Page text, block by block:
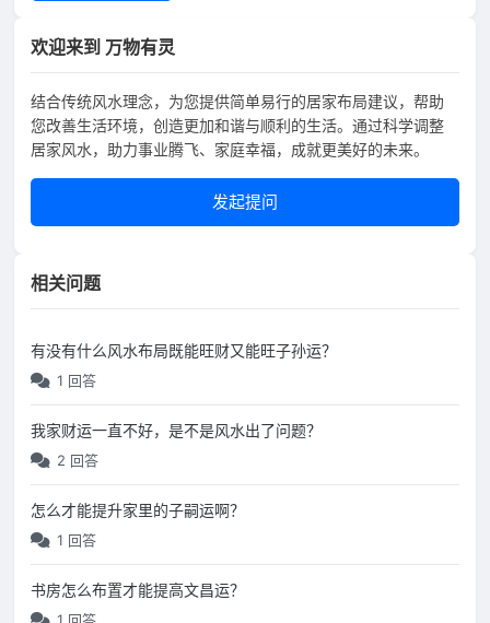
欢迎来到 万物有灵
结合传统风水理念，为您提供简单易行的居家布局建议，帮助
您改善生活环境，创造更加和谐与顺利的生活。通过科学调整
居家风水，助力事业腾飞、家庭幸福，成就更美好的未来。
发起提问
相关问题
有没有什么风水布局既能旺财又能旺子孙运？
1 回答
我家财运一直不好，是不是风水出了问题？
2 回答
怎么才能提升家里的子嗣运啊？
1 回答
书房怎么布置才能提高文昌运？